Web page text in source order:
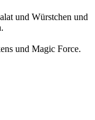
und Würstchen und
und Magic Force.